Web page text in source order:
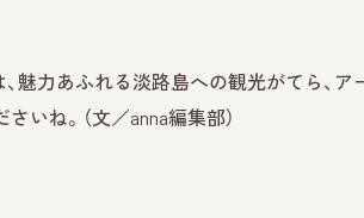
魅力あふれる淡路島への観光がてら、
いね。（文／anna編集部）